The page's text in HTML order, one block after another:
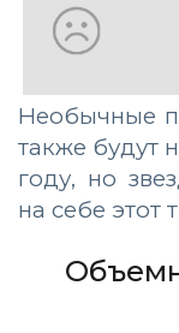
Необычные
также будут
году, но
на себе этот